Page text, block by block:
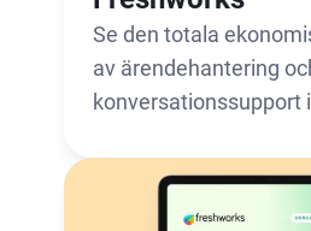
Se den totala
av ärendehantering
konversationssupport